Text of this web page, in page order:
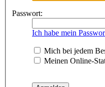
Passwort:
Ich habe mein
Mich bei jedem
Meinen Online-